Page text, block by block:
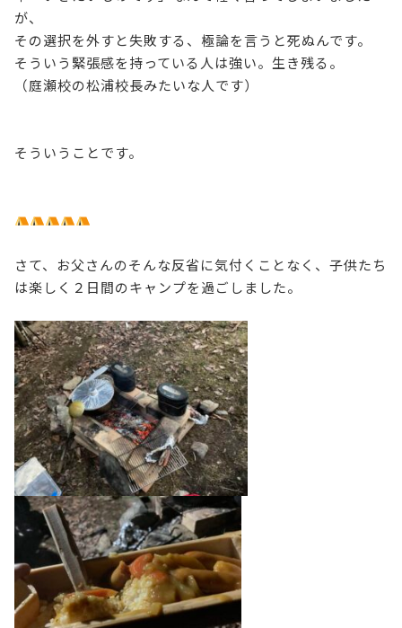
が、
その選択を外すと失敗する、極論を言うと死ぬんです。
そういう緊張感を持っている人は強い。生き残る。
（庭瀬校の松浦校長みたいな人です）
そういうことです。
さて、お父さんのそんな反省に気付くことなく、子供たち
は楽しく２日間のキャンプを過ごしました。